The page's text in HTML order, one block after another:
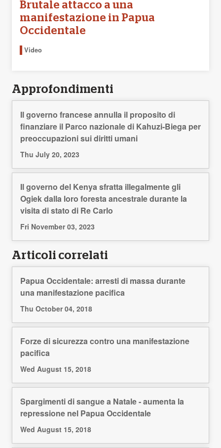
Brutale attacco a una
manifestazione in Papua
Occidentale
Video
Approfondimenti
Il governo francese annulla il proposito di
finanziare il Parco nazionale di Kahuzi-Biega per
preoccupazioni sui diritti umani
Thu July 20, 2023
Il governo del Kenya sfratta illegalmente gli
Ogiek dalla loro foresta ancestrale durante la
visita di stato di Re Carlo
Fri November 03, 2023
Articoli correlati
Papua Occidentale: arresti di massa durante
una manifestazione pacifica
Thu October 04, 2018
Forze di sicurezza contro una manifestazione
pacifica
Wed August 15, 2018
Spargimenti di sangue a Natale - aumenta la
repressione nel Papua Occidentale
Wed August 15, 2018